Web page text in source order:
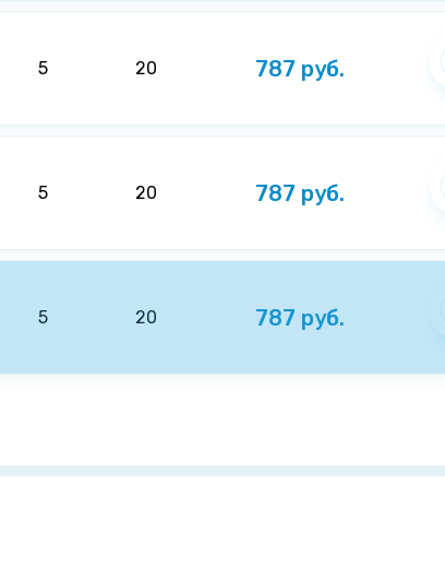
5 20 787 руб.
5 20 787 руб.
5 20 787 руб.